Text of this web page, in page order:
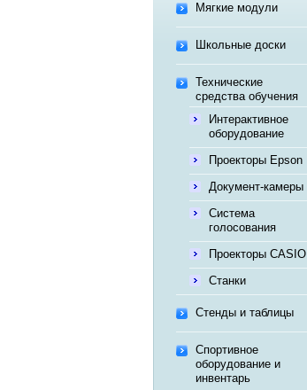
Мягкие модули
Школьные доски
Технические
средства обучения
Интерактивное
оборудование
Проекторы Epson
Документ-камеры
Система
голосования
Проекторы CASIO
Станки
Стенды и таблицы
Спортивное
оборудование и
инвентарь